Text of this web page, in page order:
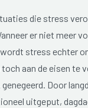
die stress
er niet meer
stress echter
aan de eisen te
Door
uitgeput,